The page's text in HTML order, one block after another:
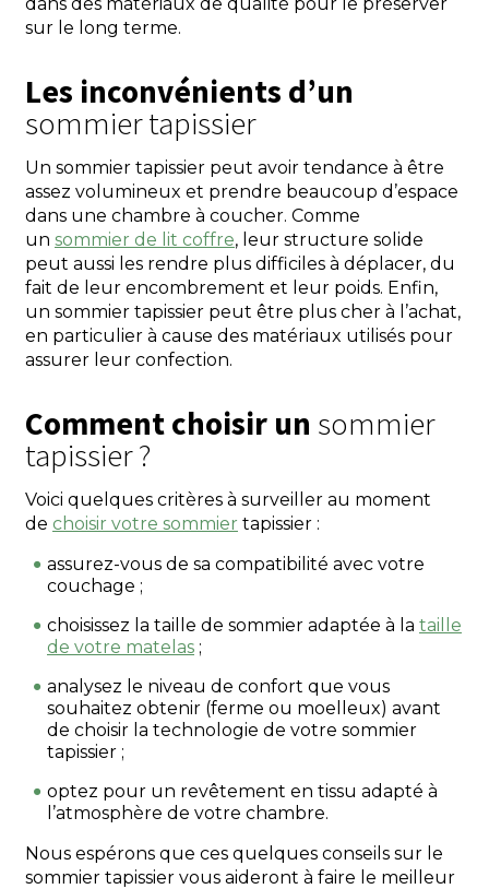
sur le long terme.
Les inconvénients d’un
sommier tapissier
Un sommier tapissier peut avoir tendance à être
assez volumineux et prendre beaucoup d’espace
dans une chambre à coucher. Comme
un sommier de lit coffre, leur structure solide
peut aussi les rendre plus difficiles à déplacer, du
fait de leur encombrement et leur poids. Enfin,
un sommier tapissier peut être plus cher à l’achat,
en particulier à cause des matériaux utilisés pour
assurer leur confection.
Comment choisir un sommier
tapissier ?
Voici quelques critères à surveiller au moment
de choisir votre sommier tapissier :
assurez-vous de sa compatibilité avec votre
couchage ;
choisissez la taille de sommier adaptée à la taille
de votre matelas ;
analysez le niveau de confort que vous
souhaitez obtenir (ferme ou moelleux) avant
de choisir la technologie de votre sommier
tapissier ;
optez pour un revêtement en tissu adapté à
l’atmosphère de votre chambre.
Nous espérons que ces quelques conseils sur le
sommier tapissier vous aideront à faire le meilleur